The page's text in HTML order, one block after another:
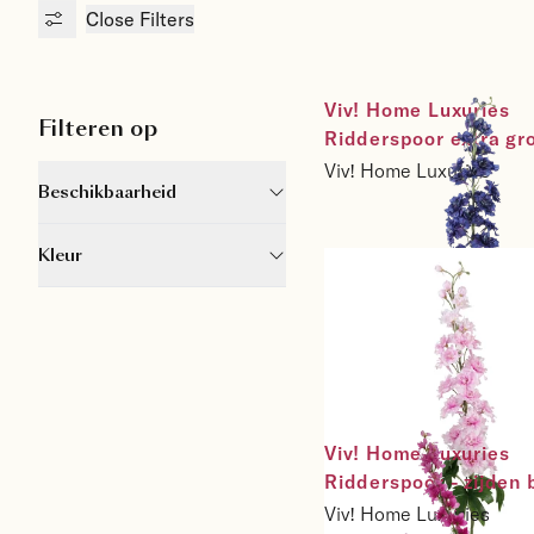
Close Filters
Filteren op
Beschikbaarheid
Kleur
Viv! Home Luxuries
Ridderspoor extra
zijden bloem - donker
Viv! Home Luxuries
Viv! Home Luxuries
Ridderspoor extra
zijden bloem - licht
Viv! Home Luxuries
Viv! Home Luxuries
Ridderspoor - zijden
lila paars - 93cm
Viv! Home Luxuries